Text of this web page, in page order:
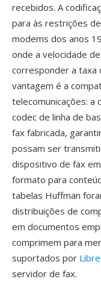
recebidos. A
para às restrições
modems dos anos
onde a velocidade
corresponder a taxa
vantagem é a
telecomunicações: a
codec de linha de
fax fabricada,
possam ser
dispositivo de fax
formato para
tabelas Huffman
distribuições de
em documentos
comprimem para
suportados por
servidor de fax.